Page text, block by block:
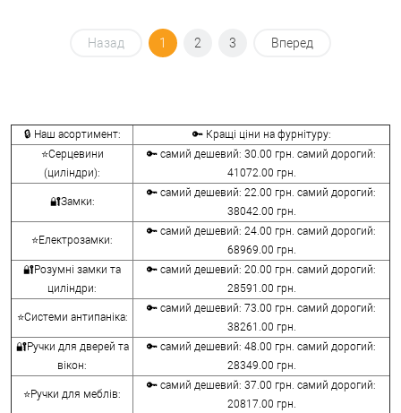
Назад 1 2 3 Вперед
🔒 Наш асортимент:
🔑 Кращі ціни на фурнітуру:
⭐Серцевини
(циліндри):
🔑 самий дешевий: 30.00 грн. самий дорогий:
41072.00 грн.
🔐Замки:
🔑 самий дешевий: 22.00 грн. самий дорогий:
38042.00 грн.
⭐Електрозамки:
🔑 самий дешевий: 24.00 грн. самий дорогий:
68969.00 грн.
🔐Розумні замки та
циліндри:
🔑 самий дешевий: 20.00 грн. самий дорогий:
28591.00 грн.
⭐Системи антипаніка:
🔑 самий дешевий: 73.00 грн. самий дорогий:
38261.00 грн.
🔐Ручки для дверей та
вікон:
🔑 самий дешевий: 48.00 грн. самий дорогий:
28349.00 грн.
⭐Ручки для меблів:
🔑 самий дешевий: 37.00 грн. самий дорогий:
20817.00 грн.